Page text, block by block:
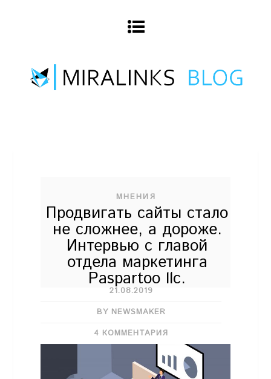
МНЕНИЯ
Продвигать сайты стало
не сложнее, а дороже.
Интервью с главой
отдела маркетинга
Paspartoo llc.
21.08.2019
BY NEWSMAKER
4 КОММЕНТАРИЯ